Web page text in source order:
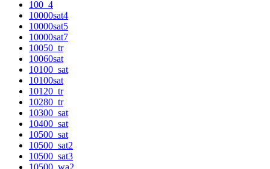
100_4
10000sat4
10000sat5
10000sat7
10050_tr
10060sat
10100_sat
10100sat
10120_tr
10280_tr
10300_sat
10400_sat
10500_sat
10500_sat2
10500_sat3
10500_wa2